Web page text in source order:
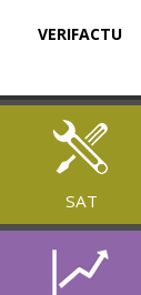
VERIFACTU
SAT